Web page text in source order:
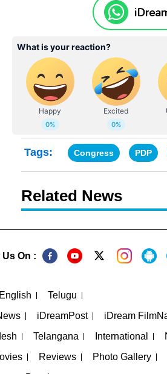
Tags: Congress PDP
Related News
Us On :
English Telugu
iDreamPost iDream
Telangana International
Reviews Photo Gallery